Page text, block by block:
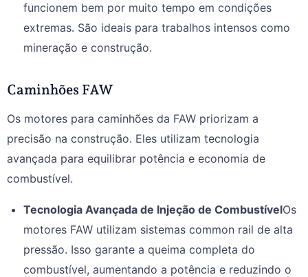
funcionem bem por muito tempo em condições
extremas. São ideais para trabalhos intensos como
mineração e construção.
Caminhões FAW
Os motores para caminhões da FAW priorizam a
precisão na construção. Eles utilizam tecnologia
avançada para equilibrar potência e economia de
combustível.
Tecnologia Avançada de Injeção de CombustívelOs
motores FAW utilizam sistemas common rail de alta
pressão. Isso garante a queima completa do
combustível, aumentando a potência e reduzindo o